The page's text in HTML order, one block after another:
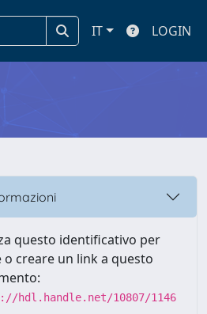
IT LOGIN
questo identificativo per
o creare un link a questo
hdl.handle.net/10807/1146